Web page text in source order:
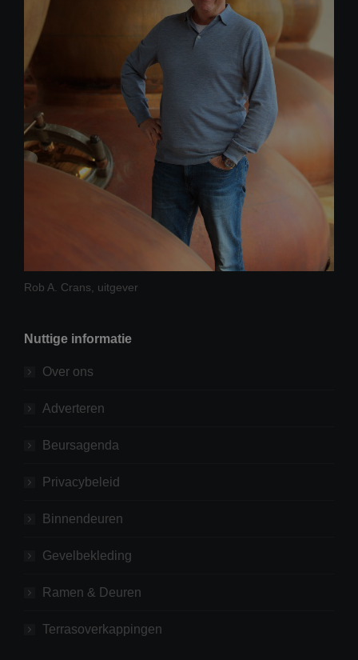
Rob A. Crans, uitgever
Nuttige informatie
Over ons
Adverteren
Beursagenda
Privacybeleid
Binnendeuren
Gevelbekleding
Ramen & Deuren
Terrasoverkappingen